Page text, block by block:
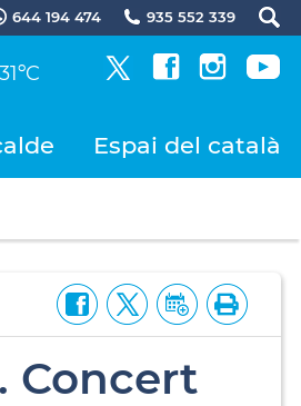
644 194 474 935 552 339
31ºC
Espai del català
Concert